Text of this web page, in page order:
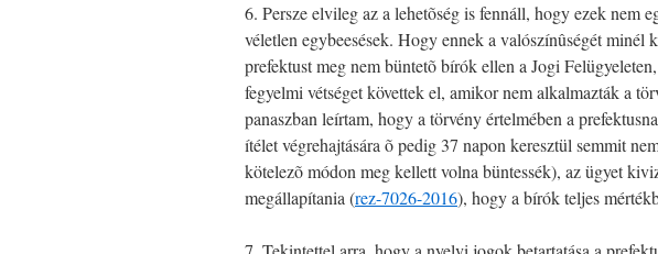
6. Persze elvileg az a lehetõség is fennáll, hogy ezek nem
véletlen egybeesések. Hogy ennek a valószínûségét minél
prefektust meg nem büntetõ bírók ellen a Jogi
fegyelmi vétséget követtek el, amikor nem alkalmazták a
panaszban leírtam, hogy a törvény értelmében a
ítélet végrehajtására õ pedig 37 napon keresztül semmit
kötelezõ módon meg kellett volna büntessék), az ügyet
megállapítania (rez-7026-2016), hogy a bírók teljes